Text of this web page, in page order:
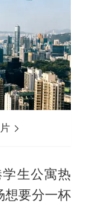
生公寓热
想要分一杯